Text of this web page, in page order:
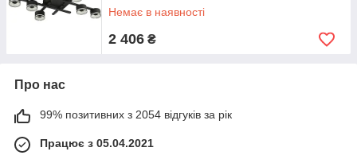
Немає в наявності
2 406 ₴
Про нас
99% позитивних з 2054 відгуків за рік
Працює з 05.04.2021